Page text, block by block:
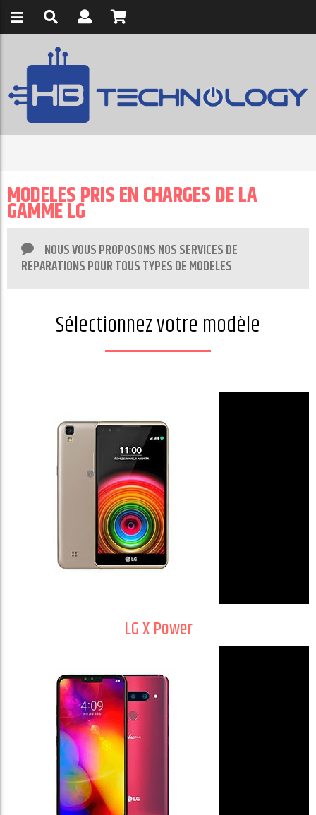
MODELES PRIS EN CHARGES DE LA
GAMME LG
NOUS VOUS PROPOSONS NOS SERVICES DE
REPARATIONS POUR TOUS TYPES DE MODELES
Sélectionnez votre modèle
LG X Power